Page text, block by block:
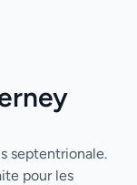
septentrionale.
pour les